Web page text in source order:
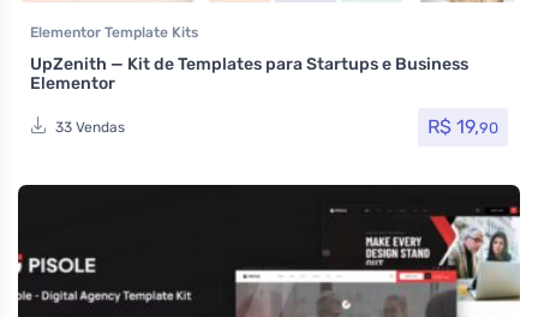
Elementor Template Kits
UpZenith — Kit de Templates para Startups e Business
Elementor
33 Vendas R$ 19,90